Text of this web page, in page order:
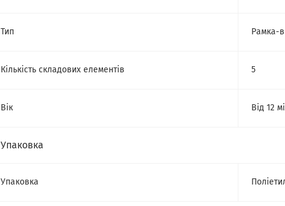
Тип Рамка-
Кількість складових елементів 5
Вік Від 12
Упаковка
Упаковка